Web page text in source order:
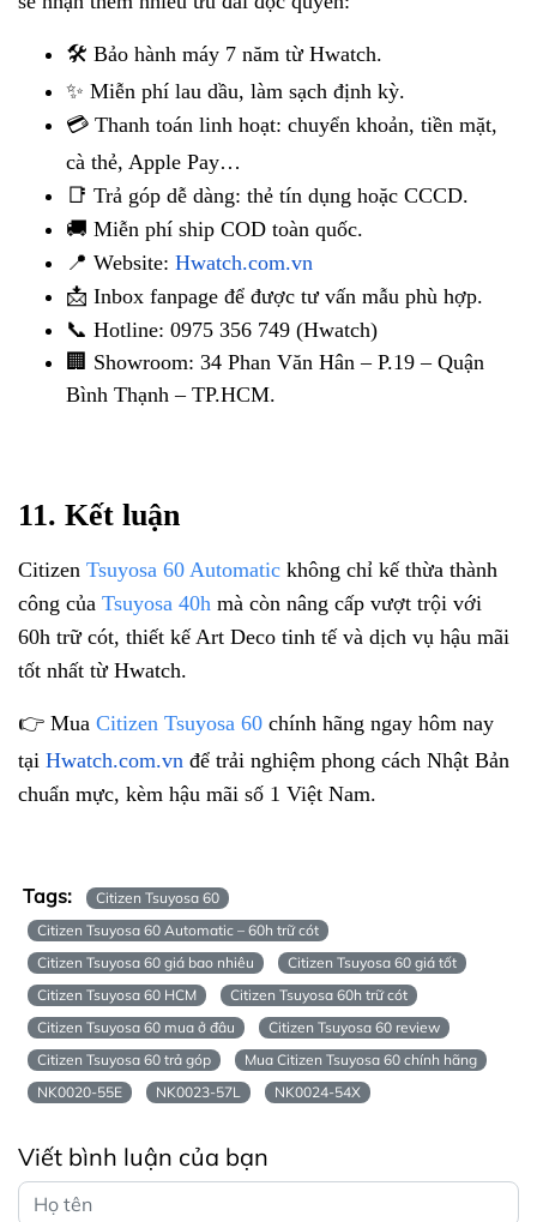
🛠 Bảo hành máy 7 năm từ Hwatch.
✨ Miễn phí lau dầu, làm sạch định kỳ.
💳 Thanh toán linh hoạt: chuyển khoản, tiền mặt,
cà thẻ, Apple Pay…
📑 Trả góp dễ dàng: thẻ tín dụng hoặc CCCD.
🚚 Miễn phí ship COD toàn quốc.
📍 Website: Hwatch.com.vn
📩 Inbox fanpage để được tư vấn mẫu phù hợp.
📞 Hotline: 0975 356 749 (Hwatch)
🏢 Showroom: 34 Phan Văn Hân – P.19 – Quận
Bình Thạnh – TP.HCM.
11. Kết luận
Citizen Tsuyosa 60 Automatic không chỉ kế thừa thành
công của Tsuyosa 40h mà còn nâng cấp vượt trội với
60h trữ cót, thiết kế Art Deco tinh tế và dịch vụ hậu mãi
tốt nhất từ Hwatch.
👉 Mua Citizen Tsuyosa 60 chính hãng ngay hôm nay
tại Hwatch.com.vn để trải nghiệm phong cách Nhật Bản
chuẩn mực, kèm hậu mãi số 1 Việt Nam.
Tags:
Citizen Tsuyosa 60
Citizen Tsuyosa 60 Automatic – 60h trữ cót
Citizen Tsuyosa 60 giá bao nhiêu
Citizen Tsuyosa 60 giá tốt
Citizen Tsuyosa 60 HCM
Citizen Tsuyosa 60h trữ cót
Citizen Tsuyosa 60 mua ở đâu
Citizen Tsuyosa 60 review
Citizen Tsuyosa 60 trả góp
Mua Citizen Tsuyosa 60 chính hãng
NK0020-55E
NK0023-57L NK0024-54X
Viết bình luận của bạn